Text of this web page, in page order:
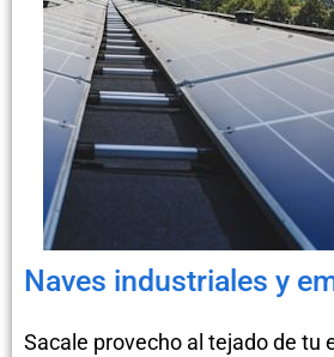
Naves industriales y
Sacale provecho al tejado de tu